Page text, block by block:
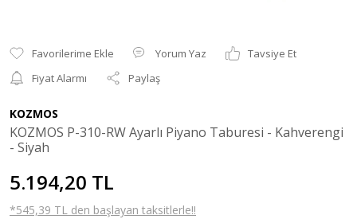
Yorum Yaz
Tavsiye Et
Fiyat Alarmı
Paylaş
KOZMOS
KOZMOS P-310-RW Ayarlı Piyano Taburesi - Kahverengi
- Siyah
5.194,20 TL
*545,39 TL den başlayan taksitlerle!!